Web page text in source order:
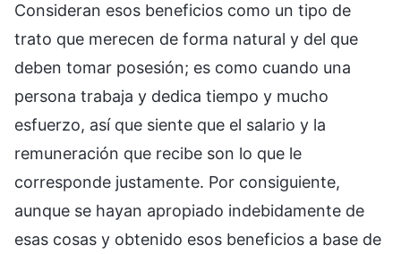
Consideran esos beneficios como un tipo de
trato que merecen de forma natural y del que
deben tomar posesión; es como cuando una
persona trabaja y dedica tiempo y mucho
esfuerzo, así que siente que el salario y la
remuneración que recibe son lo que le
corresponde justamente. Por consiguiente,
aunque se hayan apropiado indebidamente de
esas cosas y obtenido esos beneficios a base de